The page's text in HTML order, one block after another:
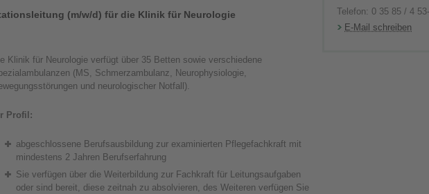
(m/w/d) für die Klinik für Neurologie
Klinik für Neurologie verfügt über 35 Betten sowie verschiedene
(MS, Schmerzambulanz, Neurophysiologie,
und neurologischer Notfall).
Profil:
abgeschlossene Berufsausbildung zur examinierten Pflegefachkraft mit
mindestens 2 Jahren Berufserfahrung
Sie verfügen über die Weiterbildung zur Fachkraft für Leitungsaufgaben
oder sind bereit, diese zeitnah zu absolvieren, des Weiteren verfügen Sie
Telefon: 0 35 85 / 4
E-Mail schreiben